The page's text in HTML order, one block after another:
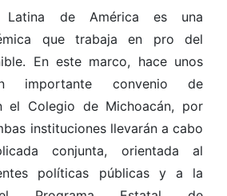
Latina de América es una
que trabaja en pro del
En este marco, hace unos
importante convenio de
el Colegio de Michoacán, por
instituciones llevarán a cabo
conjunta, orientada al
políticas públicas y a la